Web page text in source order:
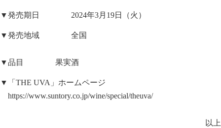
▼発売期日 2024年3月19日（火）
▼発売地域 全国
▼品目 果実酒
▼「THE UVA」ホームページ
https://www.suntory.co.jp/wine/special/theuva/
以上